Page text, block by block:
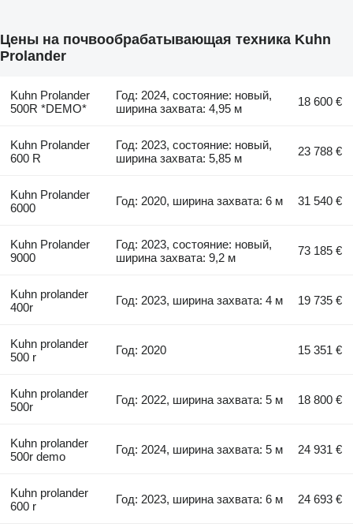
Цены на почвообрабатывающая техника Kuhn
Prolander
Kuhn Prolander
500R *DEMO*
Год: 2024, состояние: новый,
ширина захвата: 4,95 м
18 600 €
Kuhn Prolander
600 R
Год: 2023, состояние: новый,
ширина захвата: 5,85 м
23 788 €
Kuhn Prolander
6000
Год: 2020, ширина захвата: 6 м 31 540 €
Kuhn Prolander
9000
Год: 2023, состояние: новый,
ширина захвата: 9,2 м
73 185 €
Kuhn prolander
400r
Год: 2023, ширина захвата: 4 м 19 735 €
Kuhn prolander
500 r
Год: 2020 15 351 €
Kuhn prolander
500r
Год: 2022, ширина захвата: 5 м 18 800 €
Kuhn prolander
500r demo
Год: 2024, ширина захвата: 5 м 24 931 €
Kuhn prolander
600 r
Год: 2023, ширина захвата: 6 м 24 693 €